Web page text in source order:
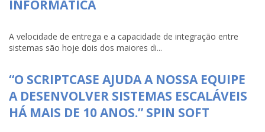
INFORMÁTICA
A velocidade de entrega e a capacidade de integração entre
sistemas são hoje dois dos maiores di...
“O SCRIPTCASE AJUDA A NOSSA EQUIPE
A DESENVOLVER SISTEMAS ESCALÁVEIS
HÁ MAIS DE 10 ANOS.” SPIN SOFT